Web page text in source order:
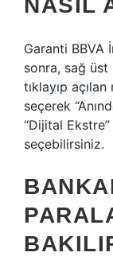
NASIL
Garanti BBVA
sonra, sağ üst
tıklayıp
seçerek
“Dijital
seçebilirsiniz.